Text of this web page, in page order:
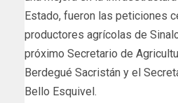
Estado, fueron las peticiones
productores agrícolas de
próximo Secretario de
Berdegué Sacristán y el
Bello Esquivel.